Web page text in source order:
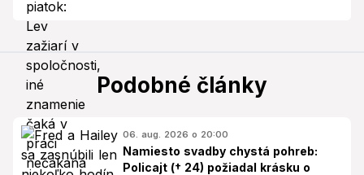
Podobné články
06. aug. 2026 o 20:00
Namiesto svadby chystá pohreb:
Policajt († 24) požiadal krásku o